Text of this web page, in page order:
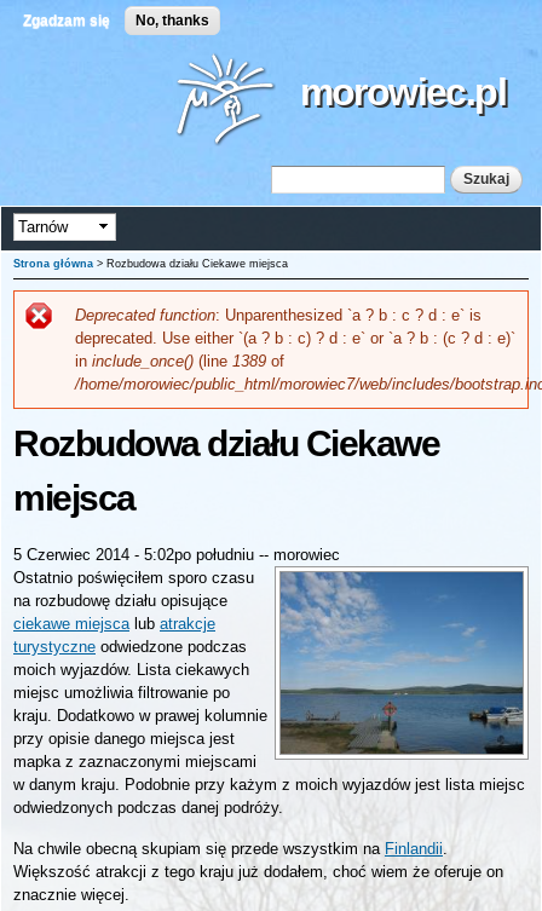
Zgadzam się No, thanksPrzejdź
do
treści
morowiec.pl
Formularz wyszukiwania
Strona główna > Rozbudowa działu Ciekawe miejsca
Komunikat o błędzie
Deprecated function: Unparenthesized `a ? b : c ? d : e` is
deprecated. Use either `(a ? b : c) ? d : e` or `a ? b : (c ? d : e)`
in include_once() (line 1389 of
/home/morowiec/public_html/morowiec7/web/includes/
Rozbudowa działu Ciekawe
miejsca
5 Czerwiec 2014 - 5:02po południu -- morowiec
Ostatnio poświęciłem sporo czasu
na rozbudowę działu opisujące
ciekawe miejscalub atrakcje
turystyczne odwiedzone podczas
moich wyjazdów. Lista ciekawych
miejsc umożliwia filtrowanie po
kraju. Dodatkowo w prawej kolumnie
przy opisie danego miejsca jest
mapka z zaznaczonymi miejscami
w danym kraju. Podobnie przy każym z moich wyjazdów jest lista miejsc
odwiedzonych podczas danej podróży.
Na chwile obecną skupiam się przede wszystkim na Finlandii.
Większość atrakcji z tego kraju już dodałem, choć wiem że oferuje on
znacznie więcej.